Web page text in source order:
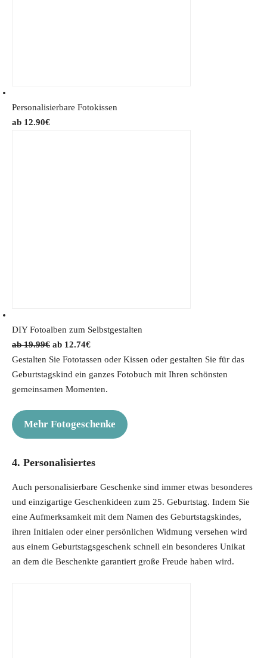
Personalisierbare Fotokissen
12.90€
DIY Fotoalben zum Selbstgestalten
19.99€ O
r
i
g
p
i
c
e
w
a
s
12.74€C
u
r
r
n
r
c
e
i
s
:
1
Gestalten Sie Fototassen oder Kissen oder gestalten Sie für das
Geburtstagskind ein ganzes Fotobuch mit Ihren schönsten
gemeinsamen Momenten.
Mehr Fotogeschenke
4. Personalisiertes
Auch personalisierbare Geschenke sind immer etwas besonderes
und einzigartige Geschenkideen zum 25. Geburtstag. Indem Sie
eine Aufmerksamkeit mit dem Namen des Geburtstagskindes,
ihren Initialen oder einer persönlichen Widmung versehen wird
aus einem Geburtstagsgeschenk schnell ein besonderes Unikat
an dem die Beschenkte garantiert große Freude haben wird.